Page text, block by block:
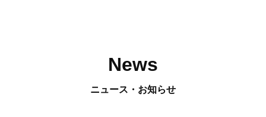
News
ニュース・お知らせ